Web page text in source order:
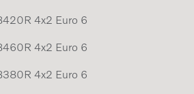
4x2 Euro 6
4x2 Euro 6
4x2 Euro 6